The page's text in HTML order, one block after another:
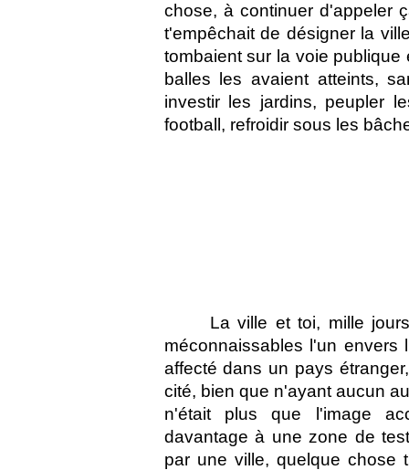
chose, à continuer d'appeler
t'empêchait de désigner la
tombaient sur la voie
balles les avaient atteints,
investir les jardins, peupler
football, refroidir sous les
La ville et toi, mille
méconnaissables l'un
affecté dans un pays
cité, bien que n'ayant aucun
n'était plus que l'image
davantage à une zone de
par une ville, quelque chose